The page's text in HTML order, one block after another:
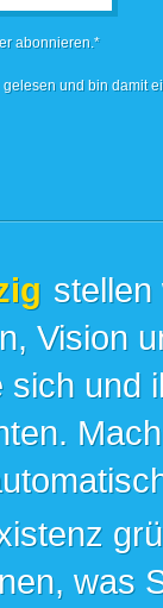
abonnieren.*
gelesen und bin damit
Vision
sich und
was